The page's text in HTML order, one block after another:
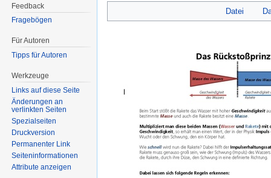
Datei
Feedback
Fragebögen
Für Autoren
Tipps für Autoren
Werkzeuge
Links auf diese Seite
Änderungen an
verlinkten Seiten
Spezialseiten
Druckversion
Permanenter Link
Seiten­informationen
Attribute anzeigen